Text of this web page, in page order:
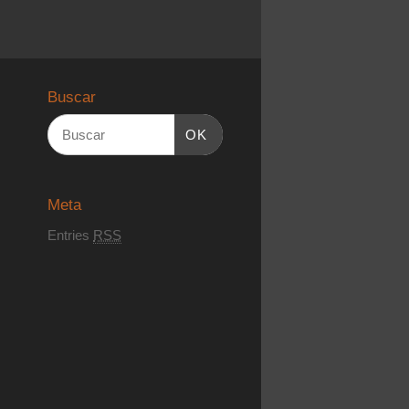
Buscar
OK
Meta
Entries RSS